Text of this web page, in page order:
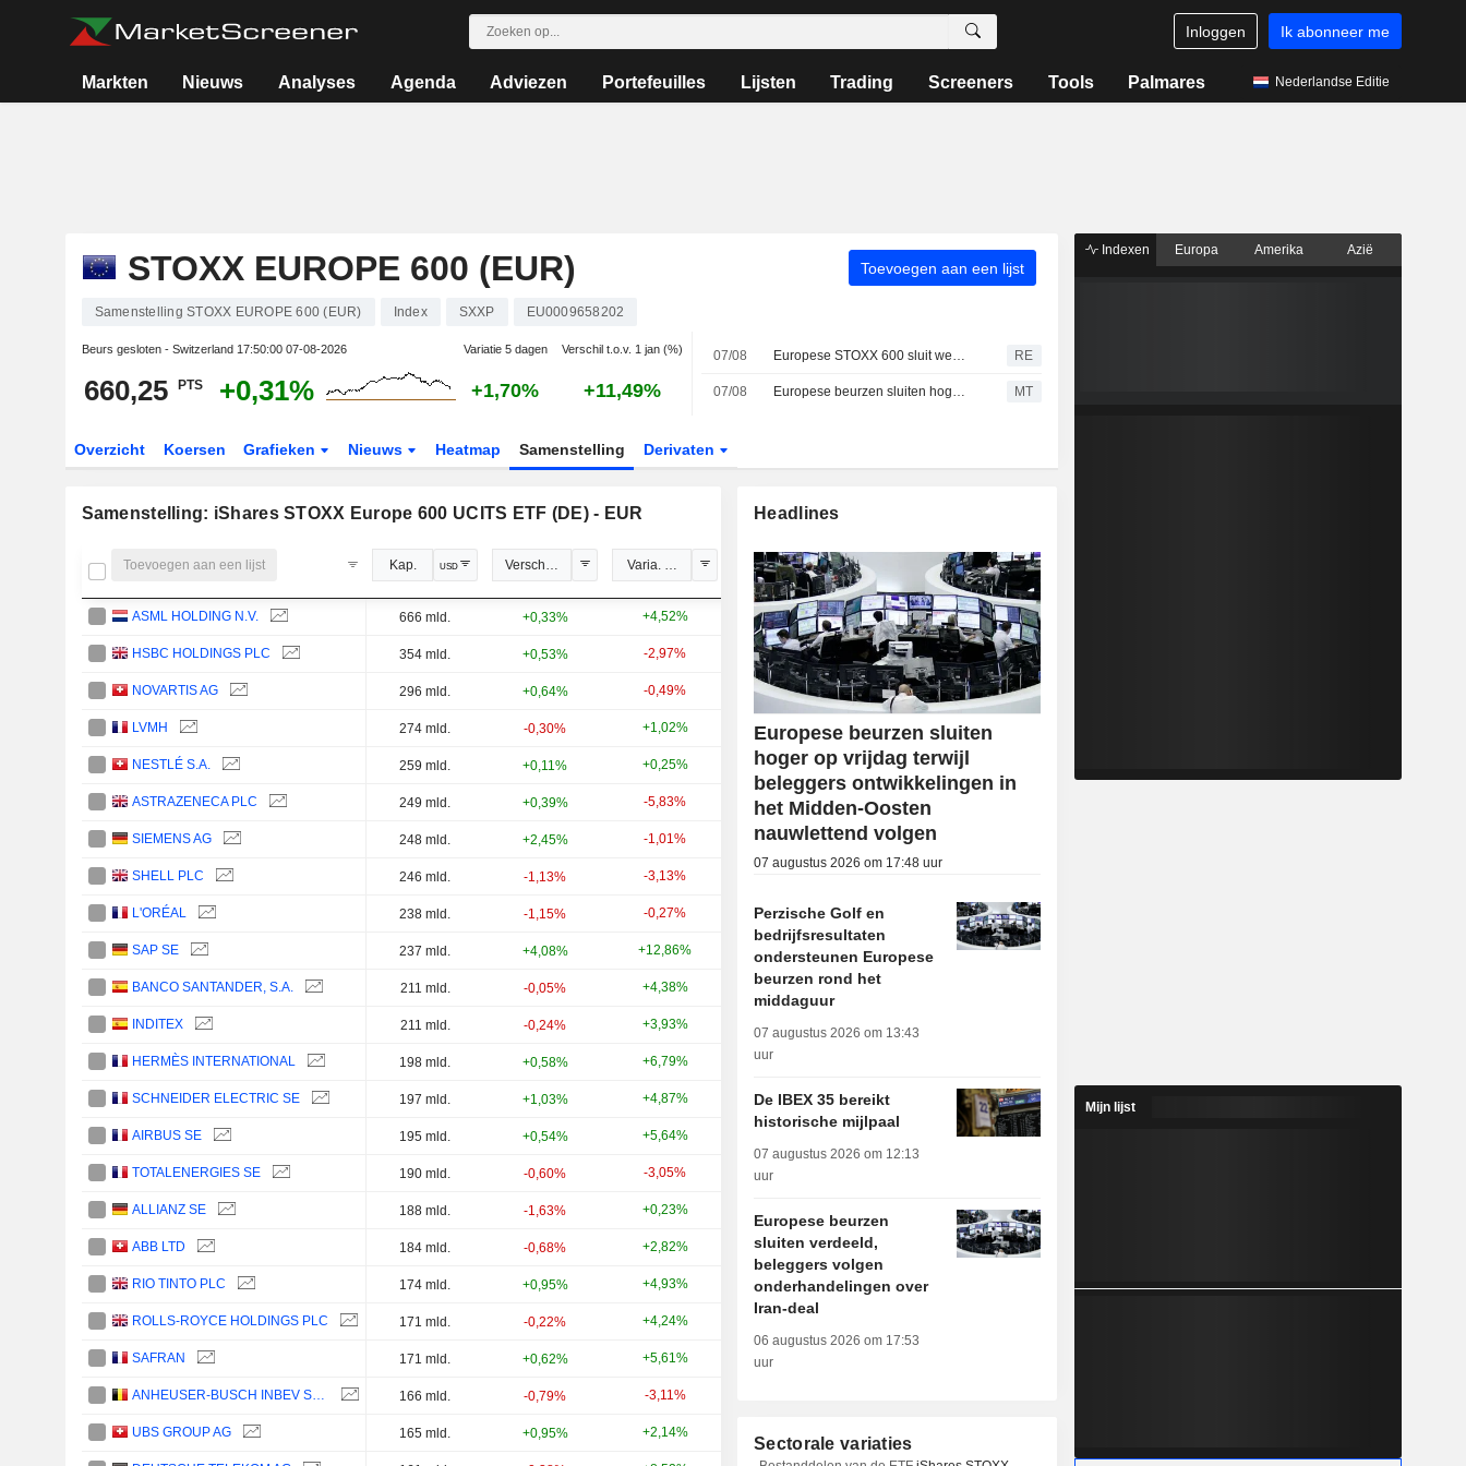
Inloggen Ik abonneer me
Markten Nieuws Analyses Agenda Adviezen Portefeuilles Lijsten Trading Screeners Tools Palmares Nederlandse Editie
STOXX EUROPE 600 (EUR) Toevoegen aan een lijst
Samenstelling STOXX EUROPE 600 (EUR) Index SXXP EU0009658202
Beurs gesloten - Switzerland 17:50:00 07-08-2026 Variatie 5 dagen Verschil t.o.v. 1 jan (%)
660,25 PTS +0,31% +1,70% +11,49%
07/08 Europese STOXX 600 sluit week op recordhoogte dankzij sterke resultaten en zwakke Amerikaanse banencijfers RE
07/08 Europese beurzen sluiten hoger op vrijdag terwijl beleggers ontwikkelingen in het Midden-Oosten nauwlettend volgen MT
Overzicht Koersen Grafieken Nieuws Heatmap Samenstelling Derivaten
Samenstelling: iShares STOXX Europe 600 UCITS ETF (DE) - EUR
Toevoegen aan een lijst Kap. USD Verschil (%) Varia. 5d. Var. 1 jan
ASML HOLDING N.V. 666 mld. +0,33% +4,52% +62,69%
HSBC HOLDINGS PLC 354 mld. +0,53% -2,97% +30,28%
NOVARTIS AG 296 mld. +0,64% -0,49% +14,95%
LVMH 274 mld. -0,30% +1,02% -25,58%
NESTLÉ S.A. 259 mld. +0,11% +0,25% +3,14%
ASTRAZENECA PLC 249 mld. +0,39% -5,83% -13,73%
SIEMENS AG 248 mld. +2,45% -1,01% +17,00%
SHELL PLC 246 mld. -1,13% -3,13%
L'ORÉAL 238 mld. -1,15% -0,27% +5,26%
SAP SE 237 mld. +4,08% +12,86% -14,59%
BANCO SANTANDER, S.A. 211 mld. -0,05% +4,38% +27,69%
INDITEX 211 mld. -0,24% +3,93% +4,12%
HERMÈS INTERNATIONAL 198 mld. +0,58% +6,79% -22,93%
SCHNEIDER ELECTRIC SE 197 mld. +1,03% +4,87% +29,29%
AIRBUS SE 195 mld. +0,54% +5,64%
TOTALENERGIES SE 190 mld. -0,60% -3,05% +33,28%
ALLIANZ SE 188 mld. -1,63% +0,23%
ABB LTD 184 mld. -0,68% +2,82% +38,06%
RIO TINTO PLC 174 mld. +0,95% +4,93% +25,59%
ROLLS-ROYCE HOLDINGS PLC 171 mld. -0,22% +4,24%
SAFRAN 171 mld. +0,62% +5,61% +20,17%
ANHEUSER-BUSCH INBEV SA/NV 166 mld. -0,79% -3,11%
UBS GROUP AG 165 mld. +0,95% +2,14%
Headlines
Europese beurzen sluiten
hoger op vrijdag terwijl
beleggers ontwikkelingen in
het Midden-Oosten
nauwlettend volgen
07 augustus 2026 om 17:48 uur
Perzische Golf en
bedrijfsresultaten
ondersteunen Europese
beurzen rond het
middaguur
07 augustus 2026 om 13:43
uur
De IBEX 35 bereikt
historische mijlpaal
07 augustus 2026 om 12:13
uur
Europese beurzen
sluiten verdeeld,
beleggers volgen
onderhandelingen over
Iran-deal
06 augustus 2026 om 17:53
uur
Sectorale variaties
Indexen Europa Amerika Azië
Mijn lijst